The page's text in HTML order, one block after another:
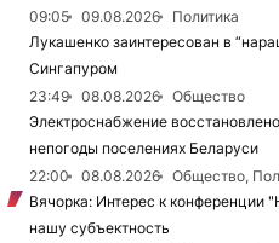
09:05
09.08.2026
Политика
Лукашенко заинтересован в
Сингапуром
23:49
08.08.2026
Общество
Электроснабжение
непогоды поселениях Беларуси
22:00
08.08.2026
Общество,
Вячорка: Интерес к конференции
нашу субъектность